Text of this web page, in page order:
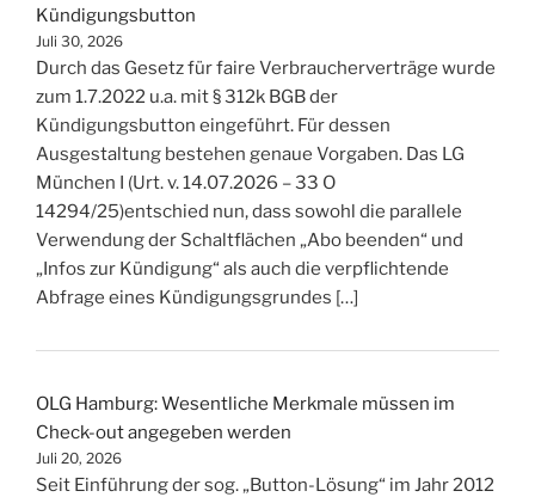
Kündigungsbutton
Juli 30, 2026
Durch das Gesetz für faire Verbraucherverträge wurde
zum 1.7.2022 u.a. mit § 312k BGB der
Kündigungsbutton eingeführt. Für dessen
Ausgestaltung bestehen genaue Vorgaben. Das LG
München I (Urt. v. 14.07.2026 – 33 O
14294/25)entschied nun, dass sowohl die parallele
Verwendung der Schaltflächen „Abo beenden“ und
„Infos zur Kündigung“ als auch die verpflichtende
Abfrage eines Kündigungsgrundes […]
OLG Hamburg: Wesentliche Merkmale müssen im
Check-out angegeben werden
Juli 20, 2026
Seit Einführung der sog. „Button-Lösung“ im Jahr 2012